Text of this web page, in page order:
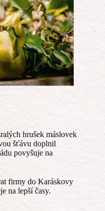
hrušek máslovek
šťávu doplnil
povyšuje na
firmy do Karáskovy
na lepší časy.